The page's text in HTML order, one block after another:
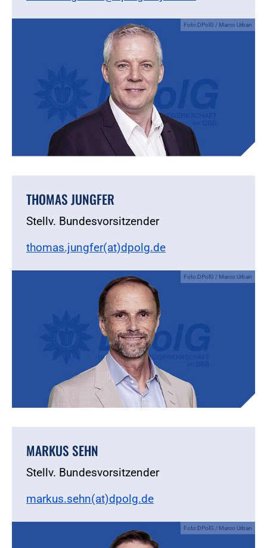
Foto:DPolG / Marco Urban
THOMAS JUNGFER
Stellv. Bundesvorsitzender
thomas.jungfer(at)dpolg.de
Foto:DPolG / Marco Urban
MARKUS SEHN
Stellv. Bundesvorsitzender
markus.sehn(at)dpolg.de
Foto:DPolG / Marco Urban